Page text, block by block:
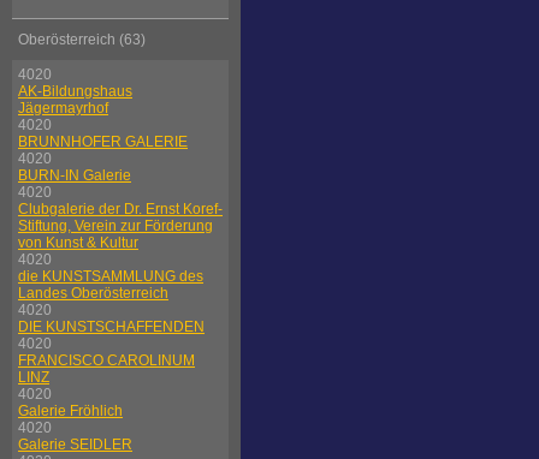
Oberösterreich (63)
4020
AK-Bildungshaus
Jägermayrhof
4020
BRUNNHOFER GALERIE
4020
BURN-IN Galerie
4020
Clubgalerie der Dr. Ernst Koref-
Stiftung, Verein zur Förderung
von Kunst & Kultur
4020
die KUNSTSAMMLUNG des
Landes Oberösterreich
4020
DIE KUNSTSCHAFFENDEN
4020
FRANCISCO CAROLINUM
LINZ
4020
Galerie Fröhlich
4020
Galerie SEIDLER